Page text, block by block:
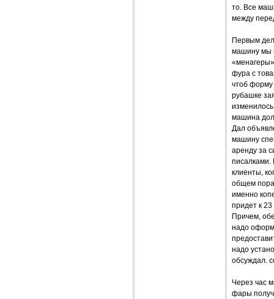
то. Все
между
Первым
машину мы
фура с
чтоб форму
рубашке
машина
Дал
машину
аренду за
писалками.
клиенты,
общем
именно
придет к
Причем,
надо
надо
обсуждал.
Через час
фары